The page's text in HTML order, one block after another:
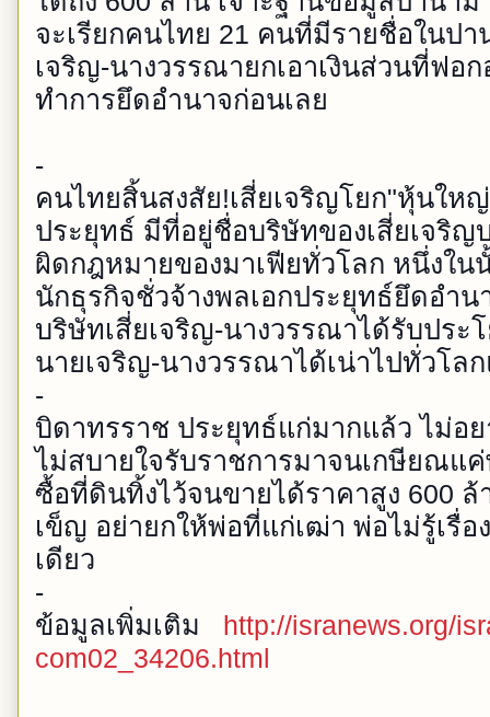
จะเรียกคนไทย 21 คนที่มีรายชื่อในปา
เจริญ-นางวรรณายกเอาเงินส่วนที่ฟอ
ทำการยึดอำนาจก่อนเลย
-
คนไทยสิ้นสงสัย!เสี่ยเจริญโยก"หุ้นให
ประยุทธ์ มีที่อยู่ชื่อบริษัทของเสี่ยเจริญ
ผิดกฎหมายของมาเฟียทั่วโลก หนึ่งใ
นักธุรกิจชั่วจ้างพลเอกประยุทธ์ยึดอำ
บริษัทเสี่ยเจริญ-นางวรรณาได้รับประ
นายเจริญ-นางวรรณาได้เน่าไปทั่วโล
-
บิดาทรราช ประยุทธ์แก่มากแล้ว ไม่อ
ไม่สบายใจรับราชการมาจนเกษียณแ
ซื้อที่ดินทิ้งไว้จนขายได้ราคาสูง 600
เข็ญ อย่ายกให้พ่อที่แก่เฒ่า พ่อไม่รู้เรื่
เดียว
-
ข้อมูลเพิ่มเติม http://isranews.org/
com02_34206.html